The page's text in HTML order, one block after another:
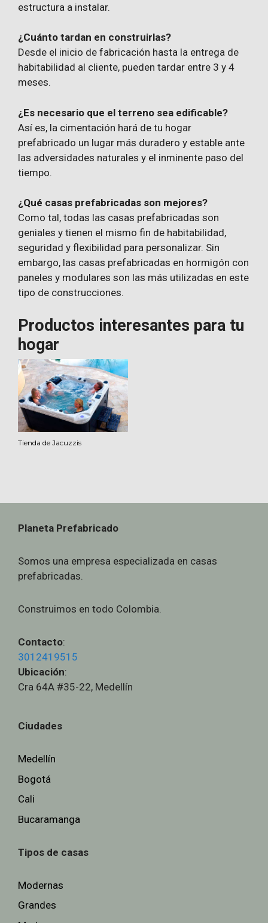
estructura a instalar.
¿Cuánto tardan en construirlas?
Desde el inicio de fabricación hasta la entrega de
habitabilidad al cliente, pueden tardar entre 3 y 4
meses.
¿Es necesario que el terreno sea edificable?
Así es, la cimentación hará de tu hogar
prefabricado un lugar más duradero y estable ante
las adversidades naturales y el inminente paso del
tiempo.
¿Qué casas prefabricadas son mejores?
Como tal, todas las casas prefabricadas son
geniales y tienen el mismo fin de habitabilidad,
seguridad y flexibilidad para personalizar. Sin
embargo, las casas prefabricadas en hormigón con
paneles y modulares son las más utilizadas en este
tipo de construcciones.
Productos interesantes para tu
hogar
Tienda de Jacuzzis
Planeta Prefabricado
Somos una empresa especializada en casas
prefabricadas.
Construimos en todo Colombia.
Contacto:
3012419515
Ubicación:
Cra 64A #35-22, Medellín
Ciudades
Medellín
Bogotá
Cali
Bucaramanga
Tipos de casas
Modernas
Grandes